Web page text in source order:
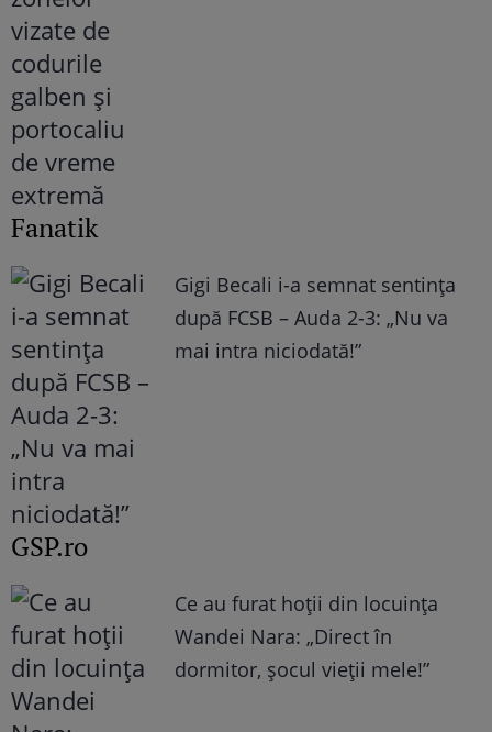
Fanatik
Gigi Becali i-a semnat sentința
după FCSB – Auda 2-3: „Nu va
mai intra niciodată!”
GSP.ro
Ce au furat hoții din locuința
Wandei Nara: „Direct în
dormitor, șocul vieții mele!”